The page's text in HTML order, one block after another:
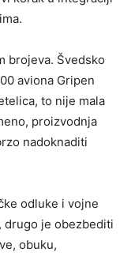
brojeva. Švedsko
aviona Gripen
to nije mala
proizvodnja
nadoknaditi
odluke i vojne
drugo je obezbediti
obuku,